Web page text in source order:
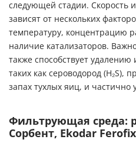
следующей стадии. Скорость
зависят от нескольких
температуру, концентрацию
наличие катализаторов.
также способствует
таких как сероводород
запах тухлых яиц, и частично
Фильтрующая среда:
Сорбент, Ekodar